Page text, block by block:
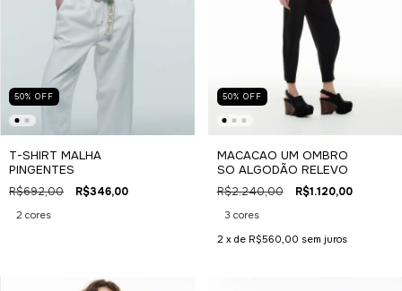
50% OFF
T-SHIRT MALHA
PINGENTES
R$692,00 R$346,00
2 cores
50% OFF
MACACAO UM OMBRO
SO ALGODÃO RELEVO
R$2.240,00 R$1.120,00
3 cores
2 x de R$560,00 sem juros